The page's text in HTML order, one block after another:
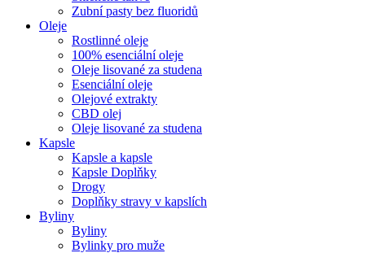
Zubní pasty bez fluoridů
Oleje
Rostlinné oleje
100% esenciální oleje
Oleje lisované za studena
Esenciální oleje
Olejové extrakty
CBD olej
Oleje lisované za studena
Kapsle
Kapsle a kapsle
Kapsle Doplňky
Drogy
Doplňky stravy v kapslích
Byliny
Byliny
Bylinky pro muže